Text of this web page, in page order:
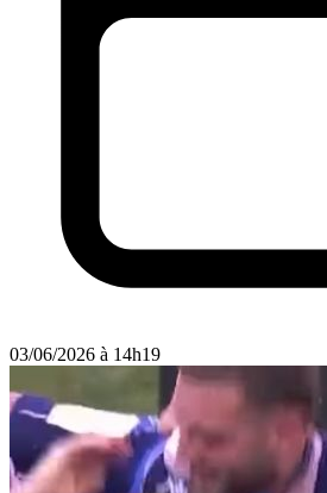
03/06/2026 à 14h19